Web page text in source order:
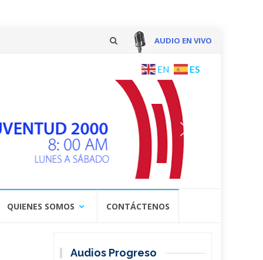
AUDIO EN VIVO
content
EN ES
QUIENES SOMOS CONTÁCTENOS
Audios Progreso